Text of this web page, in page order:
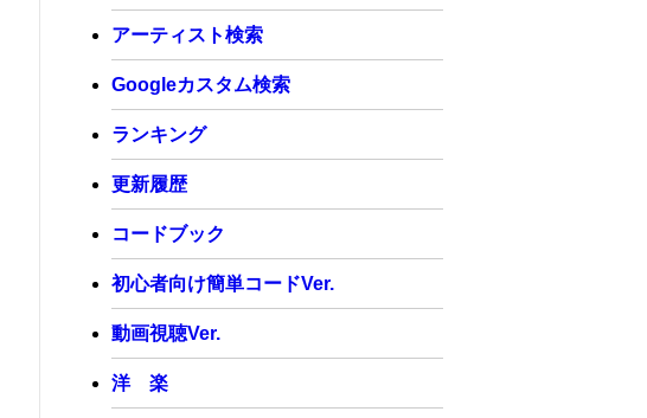
アーティスト検索
Googleカスタム検索
ランキング
更新履歴
コードブック
初心者向け簡単コードVer.
動画視聴Ver.
洋 楽